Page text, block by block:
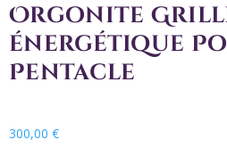
Orgonite
énergétique
Pentacle
300,00 €